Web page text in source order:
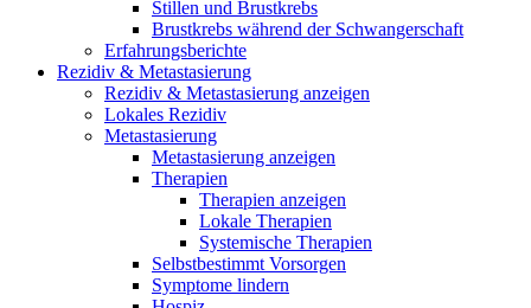
Stillen und Brustkrebs
Brustkrebs während der Schwangerschaft
Erfahrungsberichte
Rezidiv & Metastasierung
Rezidiv & Metastasierung anzeigen
Lokales Rezidiv
Metastasierung
Metastasierung anzeigen
Therapien
Therapien anzeigen
Lokale Therapien
Systemische Therapien
Selbstbestimmt Vorsorgen
Symptome lindern